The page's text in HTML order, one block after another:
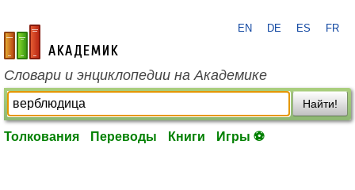
academic.ru
EN DE ES FR
Словари и энциклопедии на Академике
Найти!
Толкования Переводы Книги Игры ⚽